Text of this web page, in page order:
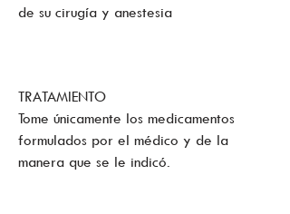
de su cirugía y anestesia
TRATAMIENTO
Tome únicamente los medicamentos
formulados por el médico y de la
manera que se le indicó.